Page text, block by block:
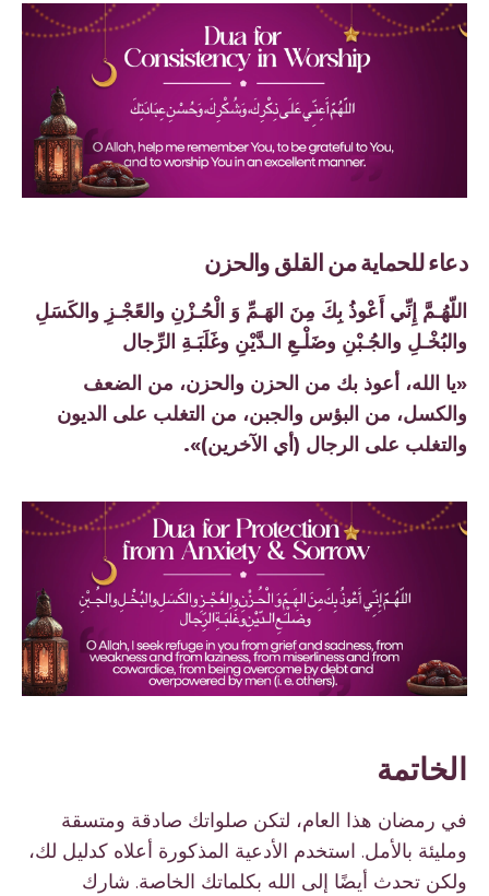
دعاء للحماية من القلق والحزن
اللّهُـمَّ إِنِّي أَعْوذُ بِكَ مِنَ الهَـمِّ وَ الْحُـزْنِ والعًجْـزِ والكَسَلِ
والبُخْـلِ والجُـبْنِ وضَلْـعِ الـدَّيْنِ وغَلَبَـةِ الرِّجال
«يا الله، أعوذ بك من الحزن والحزن، من الضعف
والكسل، من البؤس والجبن، من التغلب على الديون
والتغلب على الرجال (أي الآخرين)».
الخاتمة
في رمضان هذا العام، لتكن صلواتك صادقة ومتسقة
ومليئة بالأمل. استخدم الأدعية المذكورة أعلاه كدليل لك،
ولكن تحدث أيضًا إلى الله بكلماتك الخاصة. شارك